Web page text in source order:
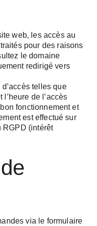
web, les accès au
pour des raisons
le domaine
redirigé vers
telles que
l’heure de l’accès
fonctionnement et
est effectué sur
RGPD (intérêt
via le formulaire